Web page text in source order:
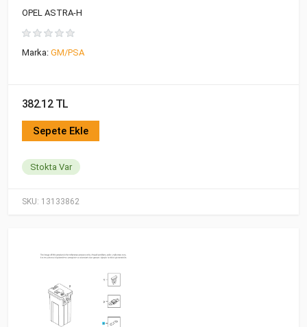
SKU: 13133862
OPEL ASTRA-H
Marka: GM/PSA
382.12 TL
Sepete Ekle
Stokta Var